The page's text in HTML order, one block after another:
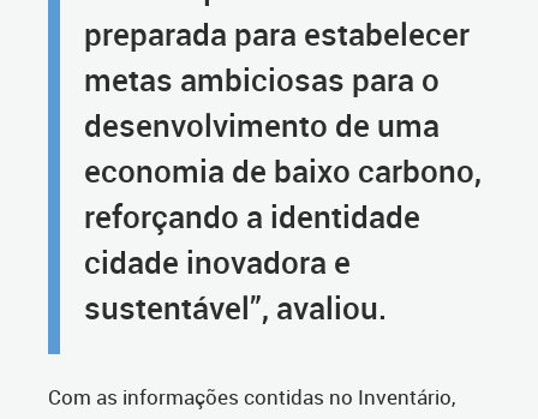
preparada para estabelecer
metas ambiciosas para o
desenvolvimento de uma
economia de baixo carbono,
reforçando a identidade
cidade inovadora e
sustentável”, avaliou.
Com as informações contidas no Inventário,